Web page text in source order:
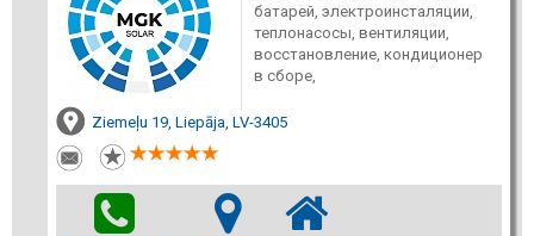
батарей, электроинсталяции,
теплонасосы, вентиляции,
восстановление, кондиционер
в сборе,
Ziemeļu 19, Liepāja, LV-3405